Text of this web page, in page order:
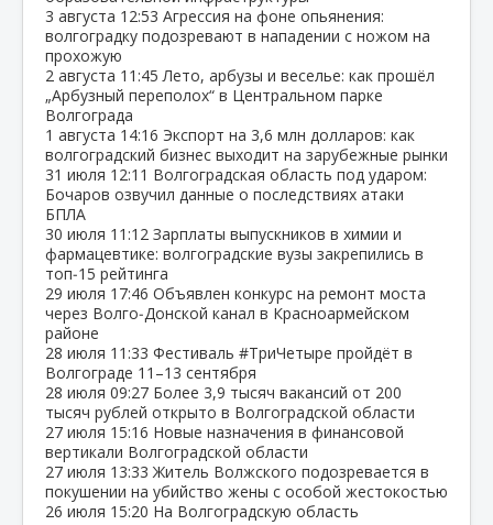
3 августа 12:53 Агрессия на фоне опьянения:
волгоградку подозревают в нападении с ножом на
прохожую
2 августа 11:45 Лето, арбузы и веселье: как прошёл
„Арбузный переполох“ в Центральном парке
Волгограда
1 августа 14:16 Экспорт на 3,6 млн долларов: как
волгоградский бизнес выходит на зарубежные рынки
31 июля 12:11 Волгоградская область под ударом:
Бочаров озвучил данные о последствиях атаки
БПЛА
30 июля 11:12 Зарплаты выпускников в химии и
фармацевтике: волгоградские вузы закрепились в
топ‑15 рейтинга
29 июля 17:46 Объявлен конкурс на ремонт моста
через Волго‑Донской канал в Красноармейском
районе
28 июля 11:33 Фестиваль #ТриЧетыре пройдёт в
Волгограде 11–13 сентября
28 июля 09:27 Более 3,9 тысяч вакансий от 200
тысяч рублей открыто в Волгоградской области
27 июля 15:16 Новые назначения в финансовой
вертикали Волгоградской области
27 июля 13:33 Житель Волжского подозревается в
покушении на убийство жены с особой жестокостью
26 июля 15:20 На Волгоградскую область